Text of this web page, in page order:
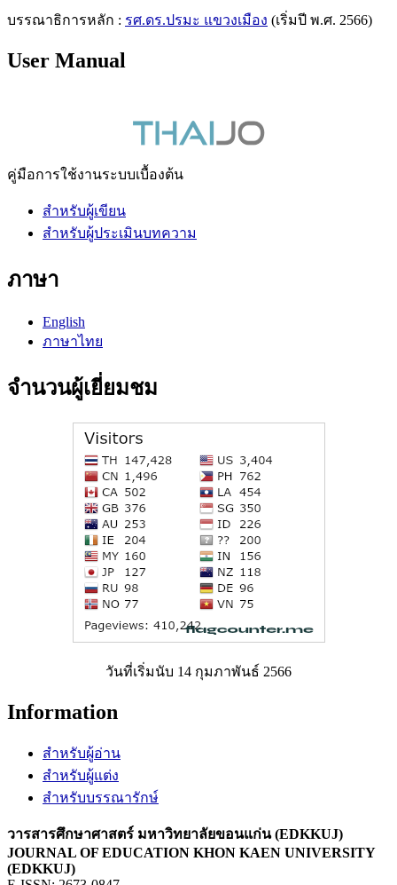
บรรณาธิการหลัก : รศ.ดร.ปรมะ แขวงเมือง (เริ่มปี พ.ศ. 2566)
User Manual
คู่มือการใช้งานระบบเบื้องต้น
สำหรับผู้เขียน
สำหรับผู้ประเมินบทความ
ภาษา
English
ภาษาไทย
จำนวนผู้เยี่ยมชม
วันที่เริ่มนับ 14 กุมภาพันธ์ 2566
Information
สำหรับผู้อ่าน
สำหรับผู้แต่ง
สำหรับบรรณารักษ์
วารสารศึกษาศาสตร์ มหาวิทยาลัยขอนแก่น (EDKKUJ)
JOURNAL OF EDUCATION KHON KAEN UNIVERSITY
(EDKKUJ)